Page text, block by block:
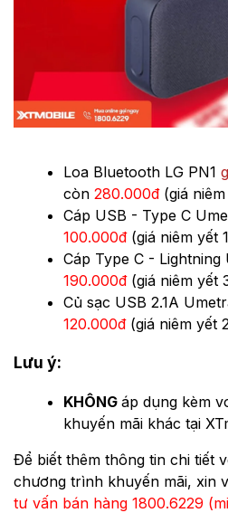
Loa Bluetooth LG PN1
còn 280.000đ(giá
Cáp USB - Type C
100.000đ(giá niêm yết
Cáp Type C - Lightning
190.000đ(giá niêm yết
Củ sạc USB 2.1A
120.000đ(giá niêm yết
Lưu ý:
KHÔNG áp dụng kèm
khuyến mãi khác tại
Ðể biết thêm thông tin chi tiết
chương trình khuyến mãi, xin
tư vấn bán hàng 1800.6229